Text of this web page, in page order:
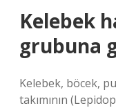
Kelebek
grubuna
Kelebek, böcek,
takımının